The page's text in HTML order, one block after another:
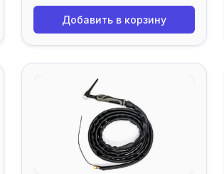
Добавить в корзину